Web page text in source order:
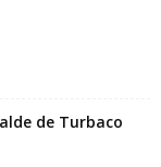
de Turbaco